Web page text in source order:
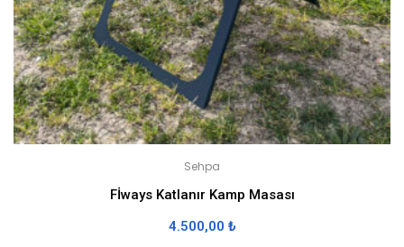
Sehpa
Fİways Katlanır Kamp Masası
4.500,00 ₺